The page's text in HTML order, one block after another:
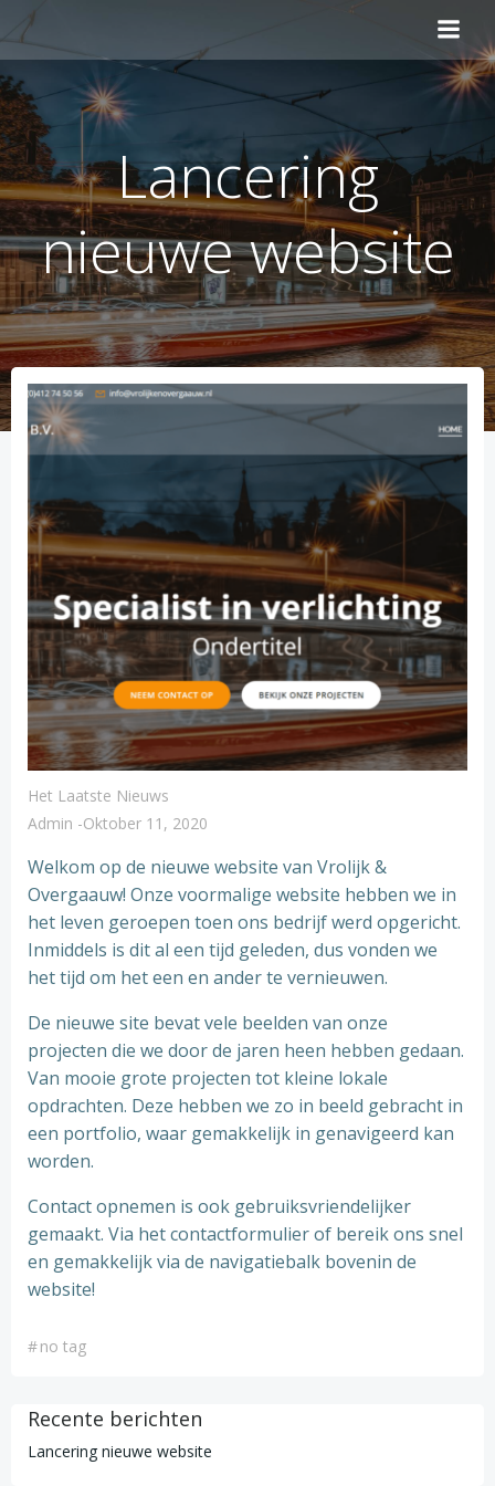
de
inhoud
Lancering
nieuwe website
Het Laatste Nieuws
Admin -Oktober 11, 2020
Welkom op de nieuwe website van Vrolijk &
Overgaauw! Onze voormalige website hebben we in
het leven geroepen toen ons bedrijf werd opgericht.
Inmiddels is dit al een tijd geleden, dus vonden we
het tijd om het een en ander te vernieuwen.
De nieuwe site bevat vele beelden van onze
projecten die we door de jaren heen hebben gedaan.
Van mooie grote projecten tot kleine lokale
opdrachten. Deze hebben we zo in beeld gebracht in
een portfolio, waar gemakkelijk in genavigeerd kan
worden.
Contact opnemen is ook gebruiksvriendelijker
gemaakt. Via het contactformulier of bereik ons snel
en gemakkelijk via de navigatiebalk bovenin de
website!
#no tag
Recente berichten
Lancering nieuwe website